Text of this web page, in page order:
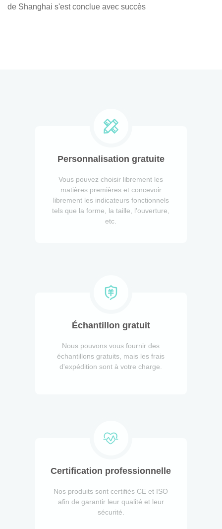
de Shanghai s'est conclue avec succès
Personnalisation gratuite
Vous pouvez choisir librement les
matières premières et concevoir
librement les indicateurs fonctionnels
tels que la forme, la taille, l'ouverture,
etc.
Échantillon gratuit
Nous pouvons vous fournir des
échantillons gratuits, mais les frais
d'expédition sont à votre charge.
Certification professionnelle
Nos produits sont certifiés CE et ISO
afin de garantir leur qualité et leur
sécurité.